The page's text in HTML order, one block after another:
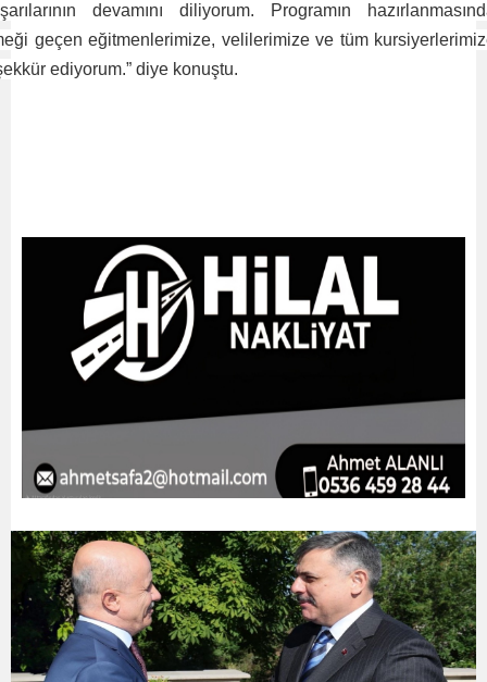
devamını diliyorum. Programın
geçen eğitmenlerimize, velilerimize ve tüm
ediyorum.” diye konuştu.